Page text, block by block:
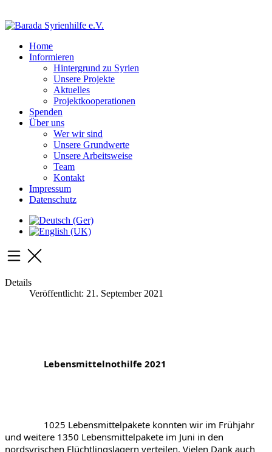
Home
Informieren
Hintergrund zu Syrien
Unsere Projekte
Aktuelles
Projektkooperationen
Spenden
Über uns
Wer wir sind
Unsere Grundwerte
Unsere Arbeitsweise
Team
Kontakt
Impressum
Datenschutz
Details
Veröffentlicht: 21. September 2021
		Lebensmittelnothilfe 2021
1025 Lebensmittelpakete konnten wir im Frühjahr
und weitere 1350 Lebensmittelpakete im Juni in den
nordsyrischen Flüchtlingslagern verteilen. Vielen Dank auch